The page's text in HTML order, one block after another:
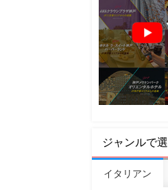
ジャンルで
イタリアン